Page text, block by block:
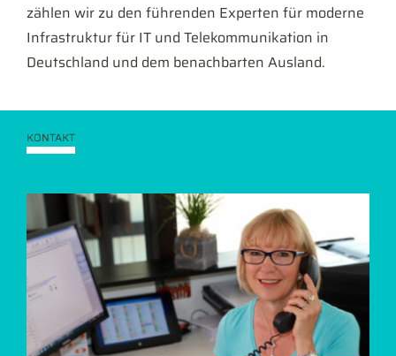
zählen wir zu den führenden Experten für moderne
Infrastruktur für IT und Telekommunikation in
Deutschland und dem benachbarten Ausland.
KONTAKT